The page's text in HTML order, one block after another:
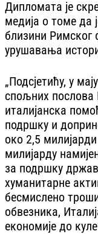
Дипломата је
медија о томе да
близини Римског
урушавања
„Подсјетићу, у
спољних послова
италијанска
подршку и
око 2,5 милијарди
милијарду
за подршку
хуманитарне
бесмислено
обвезника,
економије до